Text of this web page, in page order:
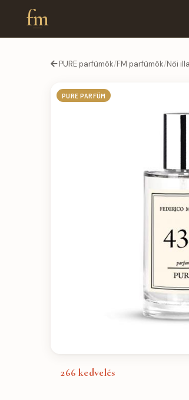
fm
PURE parfümök/FM parfümök/Női
PURE PARFÜM
266 kedvelés